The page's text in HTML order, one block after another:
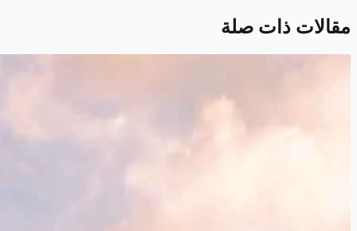
مقالات ذات صلة